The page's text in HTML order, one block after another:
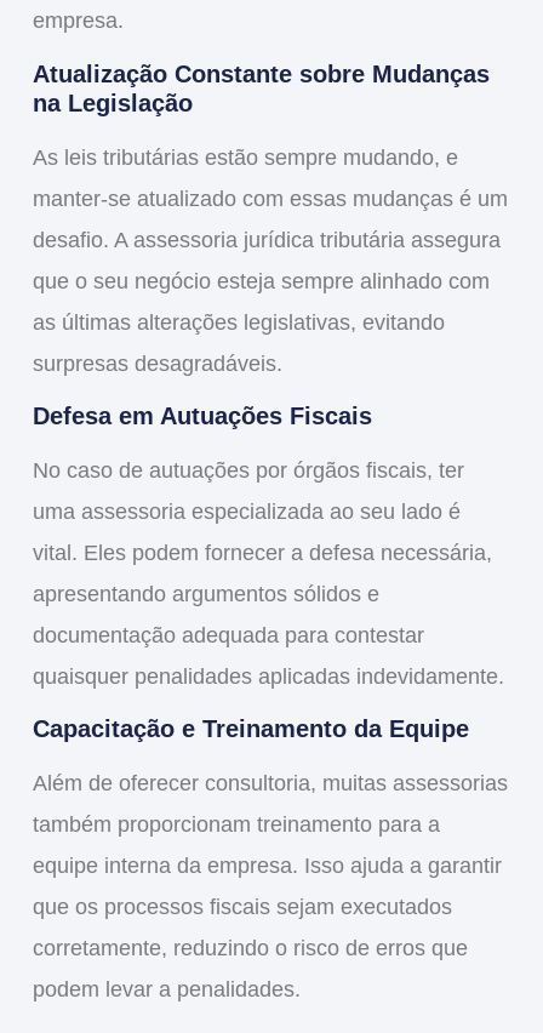
empresa.
Atualização Constante sobre Mudanças
na Legislação
As leis tributárias estão sempre mudando, e
manter-se atualizado com essas mudanças é um
desafio. A assessoria jurídica tributária assegura
que o seu negócio esteja sempre alinhado com
as últimas alterações legislativas, evitando
surpresas desagradáveis.
Defesa em Autuações Fiscais
No caso de autuações por órgãos fiscais, ter
uma assessoria especializada ao seu lado é
vital. Eles podem fornecer a defesa necessária,
apresentando argumentos sólidos e
documentação adequada para contestar
quaisquer penalidades aplicadas indevidamente.
Capacitação e Treinamento da Equipe
Além de oferecer consultoria, muitas assessorias
também proporcionam treinamento para a
equipe interna da empresa. Isso ajuda a garantir
que os processos fiscais sejam executados
corretamente, reduzindo o risco de erros que
podem levar a penalidades.